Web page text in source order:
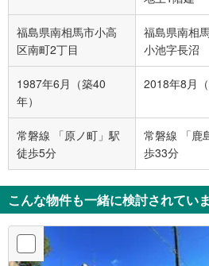
福島県南相馬市小高
区南町2丁目
福島県南相
小池字長沼
1987年6月（築40
年）
2018年8月（
常磐線 「原ノ町」駅
徒歩5分
常磐線 「鹿
歩33分
こんな物件も一緒に検討されてい